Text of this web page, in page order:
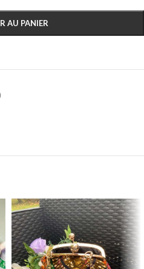
AU PANIER